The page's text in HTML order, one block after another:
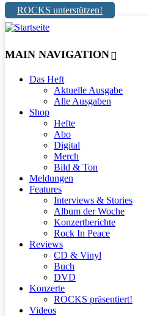
ROCKS unterstützen!
MAIN NAVIGATION
Das Heft
Aktuelle Ausgabe
Alle Ausgaben
Shop
Hefte
Abo
Digital
Merch
Bild & Ton
Meldungen
Features
Interviews & Stories
Album der Woche
Konzertberichte
Rock In Peace
Reviews
CD & Vinyl
Buch
DVD
Konzerte
ROCKS präsentiert!
Videos